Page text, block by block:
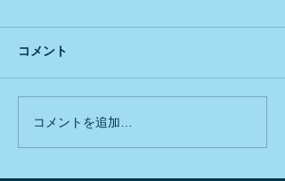
コメント
コメントを追加…